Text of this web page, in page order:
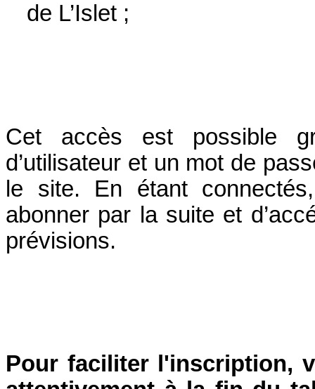
de L’Islet ;
Cet accès est possible
d’utilisateur et un mot de
le site. En étant
abonner par la suite et
prévisions.
Pour faciliter l'inscription,